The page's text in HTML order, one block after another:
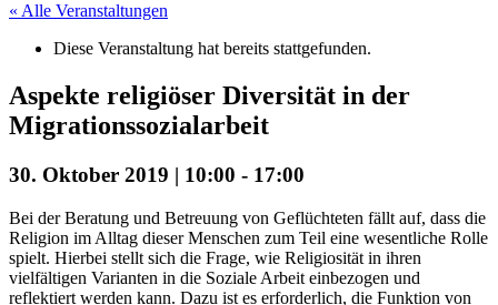
« Alle Veranstaltungen
Diese Veranstaltung hat bereits stattgefunden.
Aspekte religiöser Diversität in der
Migrationssozialarbeit
30. Oktober 2019 | 10:00 - 17:00
Bei der Beratung und Betreuung von Geflüchteten fällt auf, dass die
Religion im Alltag dieser Menschen zum Teil eine wesentliche Rolle
spielt. Hierbei stellt sich die Frage, wie Religiosität in ihren
vielfältigen Varianten in die Soziale Arbeit einbezogen und
reflektiert werden kann. Dazu ist es erforderlich, die Funktion von